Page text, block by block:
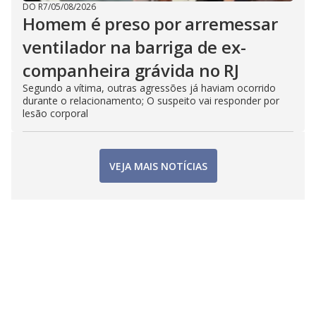
DO R7/05/08/2026
Homem é preso por arremessar
ventilador na barriga de ex-
companheira grávida no RJ
Segundo a vítima, outras agressões já haviam ocorrido
durante o relacionamento; O suspeito vai responder por
lesão corporal
VEJA MAIS NOTÍCIAS